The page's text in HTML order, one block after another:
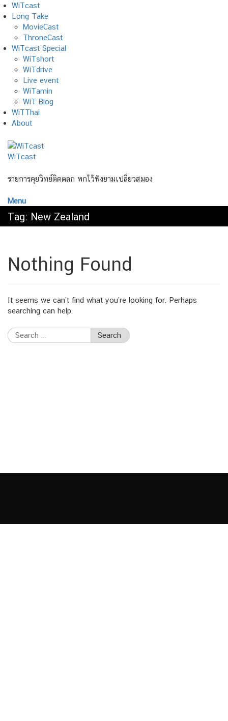
Skip
to
content
WiTcast
Long Take
MovieCast
ThroneCast
WiTcast Special
WiTshort
WiTdrive
Live event
WiTamin
WiT Blog
WiTThai
About
WiTcast
รายการคุยวิทย์ติดตลก พกไว้ฟังยามเปลี่ยวสมอง
Menu
Tag: New Zealand
Nothing Found
It seems we can’t find what you’re looking for. Perhaps
searching can help.
Search
for: